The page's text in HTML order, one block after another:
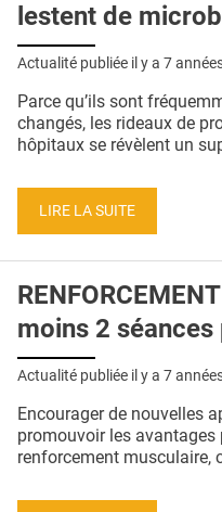
lestent de
Actualité publiée il y a 7
Parce qu’ils sont
changés, les rideaux de
hôpitaux se révèlent un
LIRE LA SUITE
moins 2 séances
Actualité publiée il y a 7
Encourager de nouvelles
promouvoir les avantages
renforcement musculaire,